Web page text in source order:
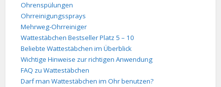
Ohrenspülungen
Ohrreinigungssprays
Mehrweg-Ohrreiniger
Wattestäbchen Bestseller Platz 5 – 10
Beliebte Wattestäbchen im Überblick
Wichtige Hinweise zur richtigen Anwendung
FAQ zu Wattestäbchen
Darf man Wattestäbchen im Ohr benutzen?